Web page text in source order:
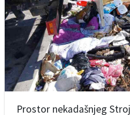
Prostor nekadašnjeg